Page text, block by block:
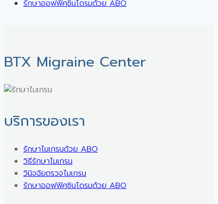
รักษาออฟฟิศซินโดรมด้วย ABO
BTX Migraine Center ㅤ
บริการของเรา
รักษาไมเกรนด้วย ABO
วิธีรักษาไมเกรน
วินิจฉัยตรวจไมเกรน
รักษาออฟฟิศซินโดรมด้วย ABO